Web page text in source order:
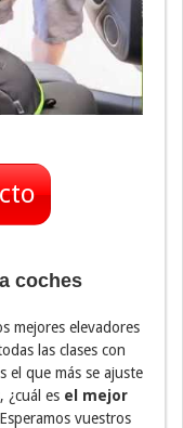
coches
mejores elevadores
las clases con
el que más se ajuste
¿cuál es el mejor
vuestros